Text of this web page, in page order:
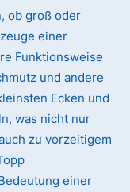
ob groß oder
einer
Funktionsweise
und andere
Ecken und
was nicht nur
zu vorzeitigem
einer